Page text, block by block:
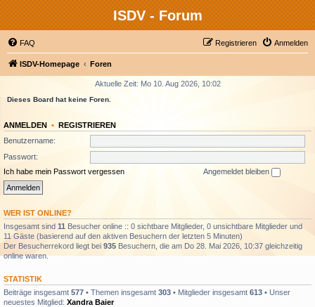
ISDV - Forum
FAQ Anmelden
Registrieren
ISDV-Homepage Foren
Aktuelle Zeit: Mo 10. Aug 2026, 10:02
Dieses Board hat keine Foren.
ANMELDEN • REGISTRIEREN
Benutzername:
Passwort:
Ich habe mein Passwort vergessen
Angemeldet bleiben
WER IST ONLINE?
Insgesamt sind 11 Besucher online :: 0 sichtbare Mitglieder, 0 unsichtbare Mitglieder und
11 Gäste (basierend auf den aktiven Besuchern der letzten 5 Minuten)
Der Besucherrekord liegt bei 935 Besuchern, die am Do 28. Mai 2026, 10:37 gleichzeitig
online waren.
STATISTIK
Beiträge insgesamt 577 • Themen insgesamt 303 • Mitglieder insgesamt 613 • Unser
neuestes Mitglied: Xandra Baier